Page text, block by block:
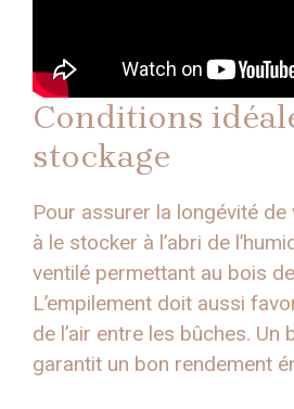
Conditions
stockage
Pour assurer la longévité
à le stocker à l’abri de
ventilé permettant au bois
L’empilement doit aussi
de l’air entre les bûches. Un
garantit un bon rendement